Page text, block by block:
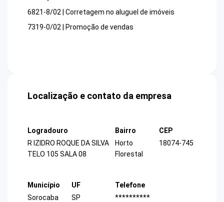
6821-8/02 | Corretagem no aluguel de imóveis
7319-0/02 | Promoção de vendas
Localização e contato da empresa
Logradouro
R IZIDRO ROQUE DA SILVA
TELO 105 SALA 08
Bairro
Horto
Florestal
CEP
18074-745
Município
Sorocaba
UF
SP
Telefone
**********